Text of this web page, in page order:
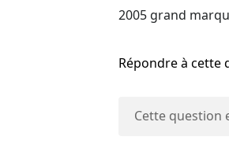
2005 grand
Répondre à cette
Cette question